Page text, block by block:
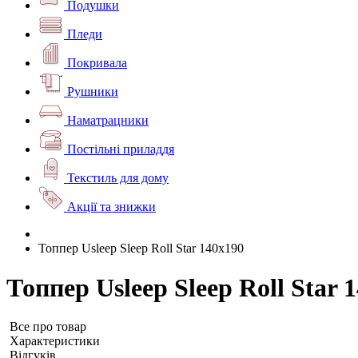
Подушки
Пледи
Покривала
Рушники
Наматрацники
Постільні приладдя
Текстиль для дому
Акції та знижки
Топпер Usleep Sleep Roll Star 140х190
Топпер Usleep Sleep Roll Star
Все про товар
Характеристики